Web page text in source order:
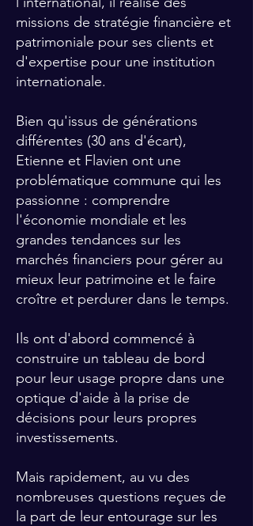
missions de stratégie financière et
patrimoniale pour ses clients et
d'expertise pour une institution
internationale.
Bien qu'issus de générations
différentes (30 ans d'écart),
Etienne et Flavien ont une
problématique commune qui les
passionne : comprendre
l'économie mondiale et les
grandes tendances sur les
marchés financiers pour gérer au
mieux leur patrimoine et le faire
croître et perdurer dans le temps.
Ils ont d'abord commencé à
construire un tableau de bord
pour leur usage propre dans une
optique d'aide à la prise de
décisions pour leurs propres
investissements.
Mais rapidement, au vu des
nombreuses questions reçues de
la part de leur entourage sur les